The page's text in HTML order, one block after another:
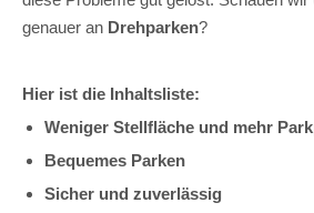
genauer an Drehparken?
Hier ist die Inhaltsliste:
Weniger Stellfläche und mehr
Bequemes Parken
Sicher und zuverlässig